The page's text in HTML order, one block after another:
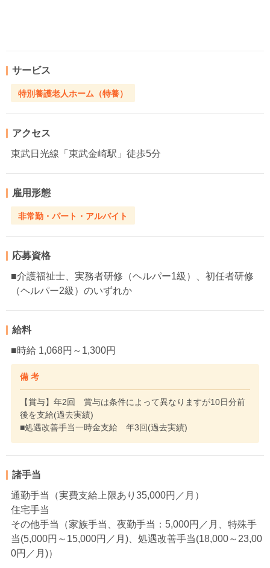
サービス
特別養護老人ホーム（特養）
アクセス
東武日光線「東武金崎駅」徒歩5分
雇用形態
非常勤・パート・アルバイト
応募資格
■介護福祉士、実務者研修（ヘルパー1級）、初任者研修
（ヘルパー2級）のいずれか
給料
■時給 1,068円～1,300円
備 考
【賞与】年2回 賞与は条件によって異なりますが10日分前
後を支給(過去実績)
■処遇改善手当一時金支給 年3回(過去実績)
諸手当
通勤手当（実費支給上限あり35,000円／月）
住宅手当
その他手当（家族手当、夜勤手当：5,000円／月、特殊手
当(5,000円～15,000円／月)、処遇改善手当(18,000～23,00
0円／月)）